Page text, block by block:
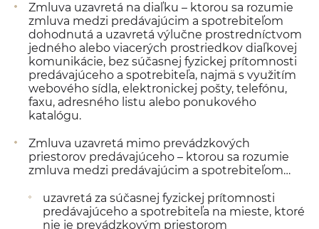
Zmluva uzavretá na diaľku – ktorou sa rozumie
zmluva medzi predávajúcim a spotrebiteľom
dohodnutá a uzavretá výlučne prostredníctvom
jedného alebo viacerých prostriedkov diaľkovej
komunikácie, bez súčasnej fyzickej prítomnosti
predávajúceho a spotrebiteľa, najmä s využitím
webového sídla, elektronickej pošty, telefónu,
faxu, adresného listu alebo ponukového
katalógu.
Zmluva uzavretá mimo prevádzkových
priestorov predávajúceho – ktorou sa rozumie
zmluva medzi predávajúcim a spotrebiteľom…
uzavretá za súčasnej fyzickej prítomnosti
predávajúceho a spotrebiteľa na mieste, ktoré
nie je prevádzkovým priestorom